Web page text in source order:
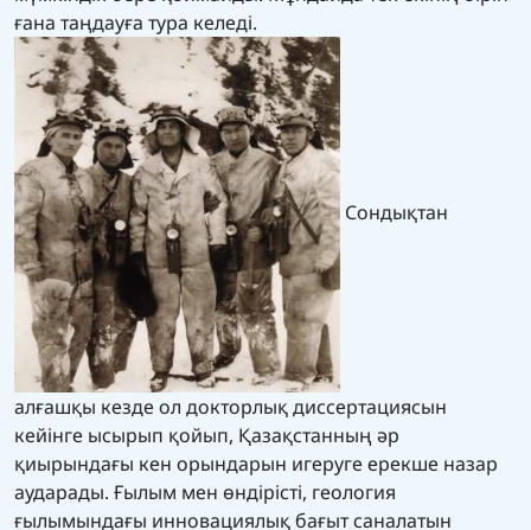
ғана таңдауға тура келеді.
Сондықтан
алғашқы кезде ол докторлық диссертациясын
кейінге ысырып қойып, Қазақстанның әр
қиырындағы кен орындарын игеруге ерекше назар
аударады. Ғылым мен өндірісті, геология
ғылымындағы инновациялық бағыт саналатын